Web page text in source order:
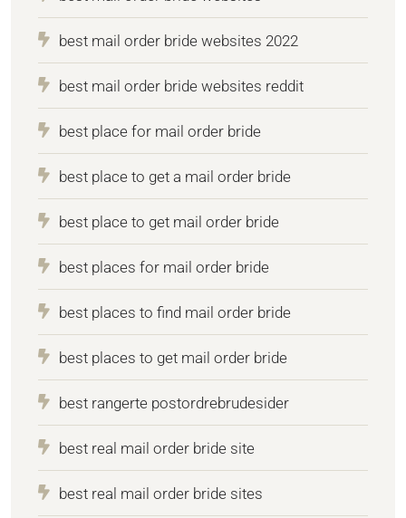
best mail order bride websites 2022
best mail order bride websites reddit
best place for mail order bride
best place to get a mail order bride
best place to get mail order bride
best places for mail order bride
best places to find mail order bride
best places to get mail order bride
best rangerte postordrebrudesider
best real mail order bride site
best real mail order bride sites